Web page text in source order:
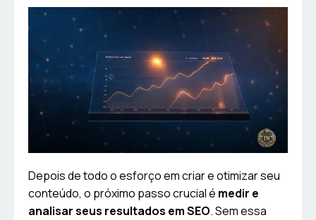
Depois de todo o esforço em criar e otimizar seu
conteúdo, o próximo passo crucial é medir e
analisar seus resultados em SEO. Sem essa